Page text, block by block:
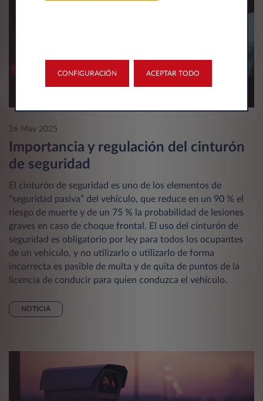
26 May 2025
Importancia y regulación del cinturón
de seguridad
El cinturón de seguridad es uno de los elementos de
“seguridad pasiva” del vehículo, que reduce en un 90 % el
riesgo de muerte y de un 75 % la probabilidad de lesiones
graves en caso de choque frontal. El uso del cinturón de
seguridad es obligatorio por ley para todos los ocupantes
de un vehículo, y no utilizarlo o utilizarlo de forma
incorrecta es pasible de multa y de quita de puntos de la
licencia de conducir para quien conduzca el vehículo.
NOTICIA
CONFIGURACIÓN ACEPTAR TODO